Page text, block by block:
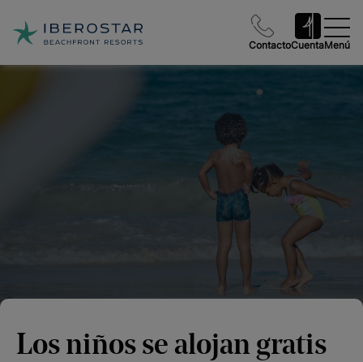
ContactoCuentaMenú
Los niños se alojan gratis